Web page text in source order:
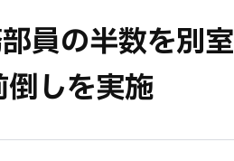
員の半数を別
しを実施